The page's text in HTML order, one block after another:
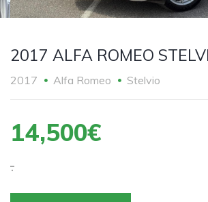
2017 ALFA ROMEO
2017 Alfa Romeo Stelvio
14,500€
.